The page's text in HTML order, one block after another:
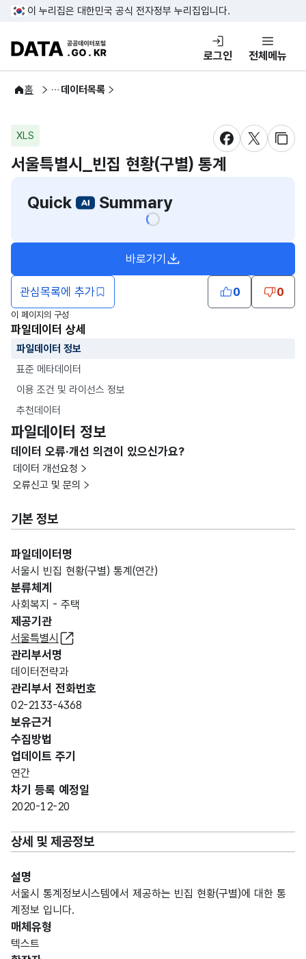
콘텐츠 바로가기
푸터 바로가기
이 누리집은 대한민국 공식 전자정부 누리집입니다.
DATA.GO.KR 공공데이터포털
로그인 전체메뉴
홈
공공데이터 데이터목록
XLS
새창 열림새창 열림
새창
서울특별시_빈집 현황(구별) 통계
Quick
Summary
관심목록에 추가
새창열림
바로가기
0 0
이 페이지의 구성
파일데이터 상세
파일데이터 정보
표준 메타데이터
이용 조건 및 라이선스 정보
추천데이터
파일데이터 정보
데이터 오류·개선 의견이 있으신가요?
데이터 개선요청
오류신고 및 문의
기본 정보
파일데이터명
서울시 빈집 현황(구별) 통계(연간)
분류체계
사회복지 - 주택
제공기관
서울특별시
관리부서명
데이터전략과
관리부서 전화번호
02-2133-4368
보유근거
수집방법
업데이트 주기
연간
차기 등록 예정일
2020-12-20
상세 및 제공정보
설명
서울시 통계정보시스템에서 제공하는 빈집 현황(구별)에 대한 통
계정보 입니다.
매체유형
텍스트